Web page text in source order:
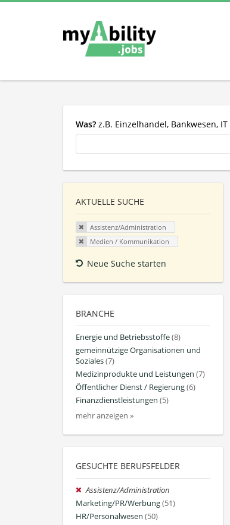
Was? z.B. Einzelhandel, Bankwesen, IT
AKTUELLE SUCHE
Assistenz/Administration
Medien / Kommunikation
Neue Suche starten
BRANCHE
Energie und Betriebsstoffe(8)
gemeinnützige Organisationen und
Soziales(7)
Medizinprodukte und Leistungen (7)
Öffentlicher Dienst / Regierung(6)
Finanzdienstleistungen (5)
mehr anzeigen »
GESUCHTE BERUFSFELDER
Assistenz/Administration
Marketing/PR/Werbung(51)
HR/Personalwesen (50)